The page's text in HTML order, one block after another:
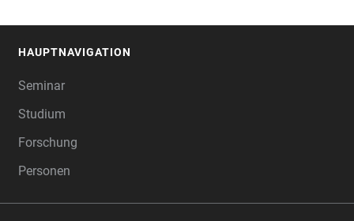
HAUPTNAVIGATION
Seminar
Studium
Forschung
Personen